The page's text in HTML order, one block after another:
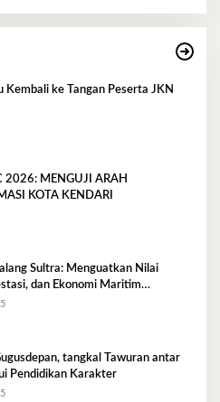
Kembali ke Tangan Peserta JKN
2026: MENGUJI ARAH
KOTA KENDARI
Sultra: Menguatkan Nilai
dan Ekonomi Maritim
tangkal Tawuran antar
Pendidikan Karakter